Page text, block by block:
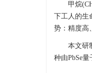
甲烷
下工人的生
势：精度高
本文研
种由PbSe